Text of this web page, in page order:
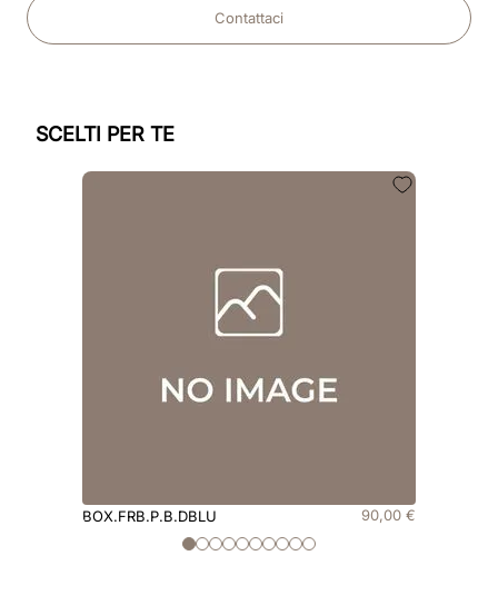
Contattaci
SCELTI PER TE
BOX.FRB.P.B.DBLU 90,00 €